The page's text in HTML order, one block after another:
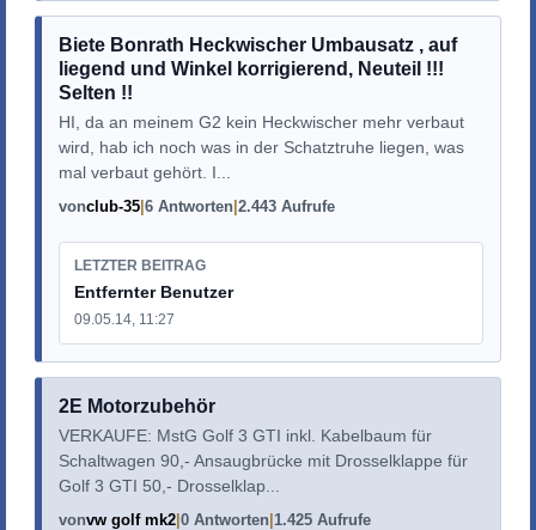
Biete Bonrath Heckwischer Umbausatz , auf
liegend und Winkel korrigierend, Neuteil !!!
Selten !!
HI, da an meinem G2 kein Heckwischer mehr verbaut
wird, hab ich noch was in der Schatztruhe liegen, was
mal verbaut gehört. I...
vonclub-35 6 Antworten 2.443 Aufrufe
LETZTER BEITRAG
Entfernter Benutzer
09.05.14, 11:27
2E Motorzubehör
VERKAUFE: MstG Golf 3 GTI inkl. Kabelbaum für
Schaltwagen 90,- Ansaugbrücke mit Drosselklappe für
Golf 3 GTI 50,- Drosselklap...
vonvw golf mk2 0 Antworten 1.425 Aufrufe